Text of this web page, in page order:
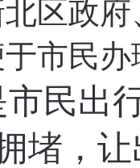
区政
市民
市民出
堵，